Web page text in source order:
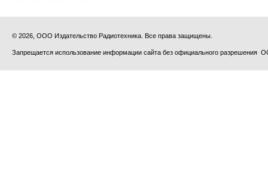
© 2026, ООО Издательство Радиотехника. Все права защищены.
Запрещается использование информации сайта без официального разрешения